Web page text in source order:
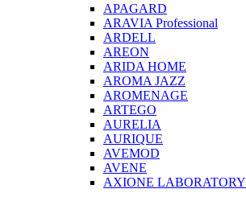
APAGARD
ARAVIA Professional
ARDELL
AREON
ARIDA HOME
AROMA JAZZ
AROMENAGE
ARTEGO
AURELIA
AURIQUE
AVEMOD
AVENE
AXIONE LABORATORY